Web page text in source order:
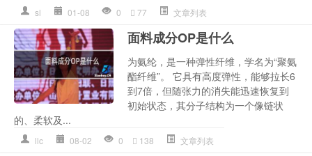
sl 01-08 0 77 文章列表
面料成分OP是什么
为氨纶，是一种弹性纤维，学名为“聚氨
酯纤维”。 它具有高度弹性，能够拉长6
到7倍，但随张力的消失能迅速恢复到
初始状态，其分子结构为一个像链状
的、柔软及...
llc 08-02 0 138 文章列表